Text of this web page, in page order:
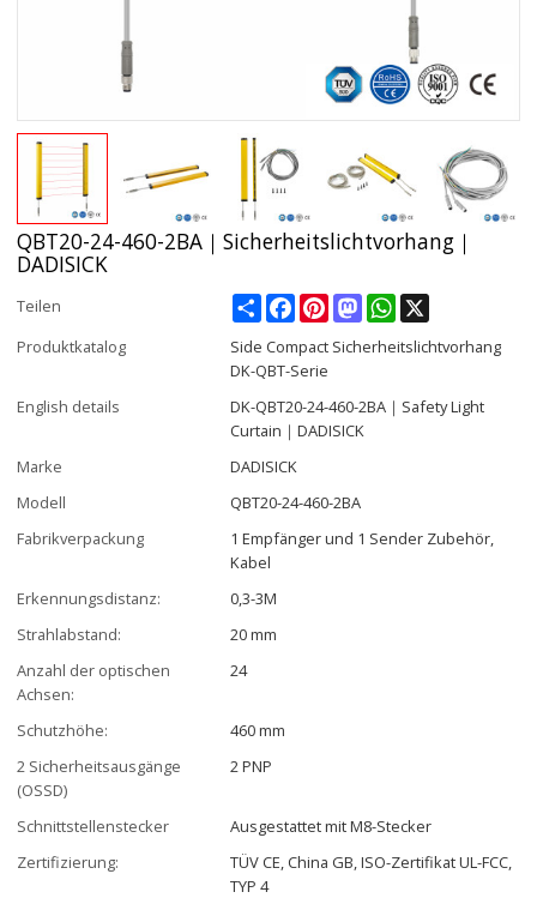
QBT20-24-460-2BA｜Sicherheitslichtvorhang｜
DADISICK
Teilen ShareFacebookPinterestMastodonWhatsApp
Produktkatalog
Side Compact Sicherheitslichtvorhang
DK-QBT-Serie
English details
DK-QBT20-24-460-2BA｜Safety Light
Curtain｜DADISICK
Marke
DADISICK
Modell
QBT20-24-460-2BA
Fabrikverpackung
1 Empfänger und 1 Sender Zubehör,
Kabel
Erkennungsdistanz:
0,3-3M
Strahlabstand:
20 mm
Anzahl der optischen
Achsen:
24
Schutzhöhe:
460 mm
2 Sicherheitsausgänge
(OSSD)
2 PNP
Schnittstellenstecker
Ausgestattet mit M8-Stecker
Zertifizierung:
TÜV CE, China GB, ISO-Zertifikat UL-FCC,
TYP 4